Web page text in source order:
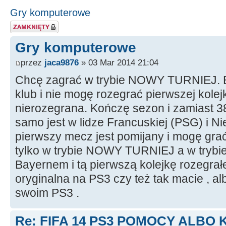
Gry komputerowe
Zablokowany temat
Gry komputerowe
przez jaca9876 » 03 Mar 2014 21:04
Chcę zagrać w trybie NOWY TURNIEJ.
klub i nie mogę rozegrać pierwszej
nierozegrana. Kończę sezon i zamiast
samo jest w lidze Francuskiej (PSG) i
pierwszy mecz jest pomijany i mogę
tylko w trybie NOWY TURNIEJ a w
Bayernem i tą pierwszą kolejkę
oryginalna na PS3 czy też tak macie ,
swoim PS3 .
Re: FIFA 14 PS3 POMOCY ALBO